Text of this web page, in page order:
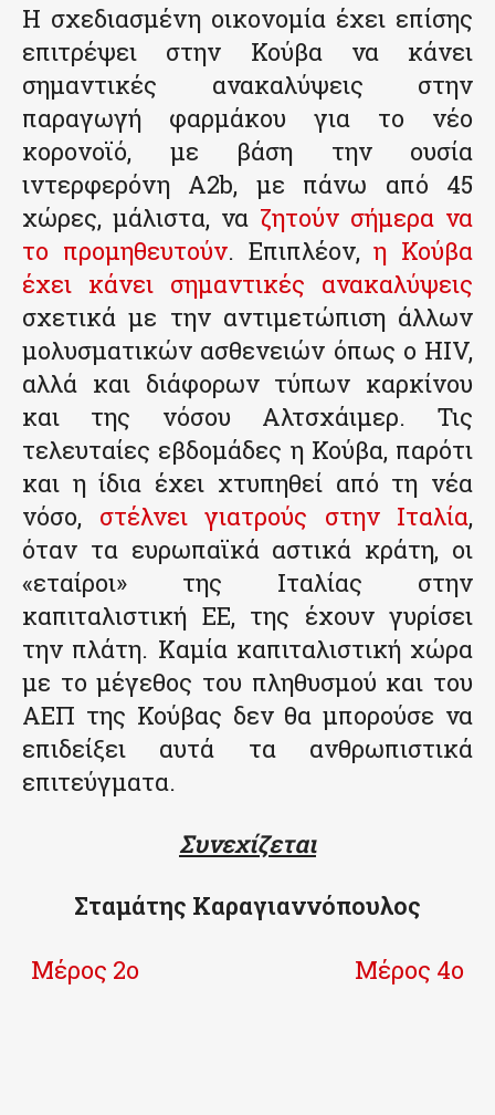
Η σχεδιασμένη οικονομία έχει επίσης
επιτρέψει στην Κούβα να κάνει
σημαντικές ανακαλύψεις στην
παραγωγή φαρμάκου για το νέο
κορονοϊό, με βάση την ουσία
ιντερφερόνη Α2b, με πάνω από 45
χώρες, μάλιστα, να ζητούν σήμερα να
το προμηθευτούν. Επιπλέον,η Κούβα
έχει κάνει σημαντικές ανακαλύψεις
σχετικά με την αντιμετώπιση άλλων
μολυσματικών ασθενειών όπως ο HIV,
αλλά και διάφορων τύπων καρκίνου
και της νόσου Αλτσχάιμερ. Τις
τελευταίες εβδομάδες η Κούβα, παρότι
και η ίδια έχει χτυπηθεί από τη νέα
νόσο, στέλνει γιατρούς στην Ιταλία,
όταν τα ευρωπαϊκά αστικά κράτη, οι
«εταίροι» της Ιταλίας στην
καπιταλιστική ΕΕ, της έχουν γυρίσει
την πλάτη. Καμία καπιταλιστική χώρα
με το μέγεθος του πληθυσμού και του
ΑΕΠ της Κούβας δεν θα μπορούσε να
επιδείξει αυτά τα ανθρωπιστικά
επιτεύγματα.
Συνεχίζεται
Σταμάτης Καραγιαννόπουλος
Μέρος 2ο
Μέρος 4ο